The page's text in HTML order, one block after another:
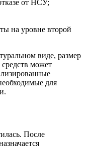
от НСУ;
на уровне второй
виде, размер
может
для
После